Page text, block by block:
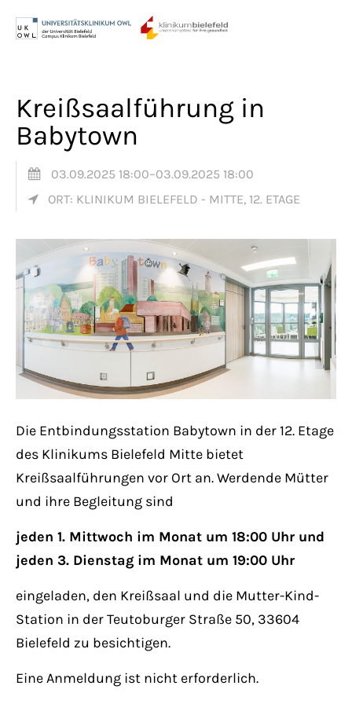
Anmelden
Register| Lost your password?
Support
24h/ 365days
We offer support for our customers
Get in touch
Cybersteel Inc.
376-293 City Road, Suite 600
Kreißsaalführung in
Babytown
03.09.2025 18:00–03.09.2025 18:00
ORT: KLINIKUM BIELEFELD - MITTE, 12. ETAGE
Die Entbindungsstation Babytown in der 12. Etage
des Klinikums Bielefeld Mitte bietet
Kreißsaalführungen vor Ort an. Werdende Mütter
und ihre Begleitung sind
jeden 1. Mittwoch im Monat um 18:00 Uhr und
jeden 3. Dienstag im Monat um 19:00 Uhr
eingeladen, den Kreißsaal und die Mutter-Kind-
Station in der Teutoburger Straße 50, 33604
Bielefeld zu besichtigen.
Eine Anmeldung ist nicht erforderlich.